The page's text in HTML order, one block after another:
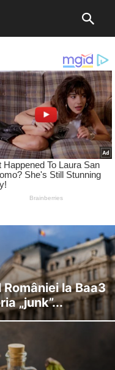
la Baa3
„junk”...